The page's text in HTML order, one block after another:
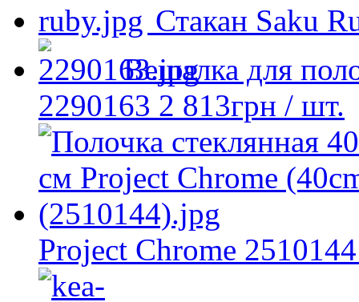
Стакан Saku
Вешалка для
2290163 2 813грн / шт.
Project Chrome 2510144